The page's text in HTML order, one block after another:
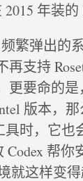
年装的
繁弹出的
支持
更要命的
版本，
具时，它也
Codex 帮
就这样变得